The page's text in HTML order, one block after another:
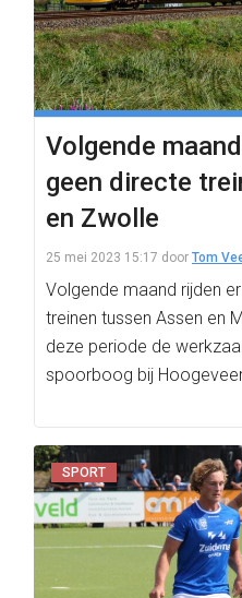
Volgende
geen directe
en Zwolle
25 mei 2023 15:17 door Tom
Volgende maand rijden
treinen tussen Assen en
deze periode de
spoorboog bij
SPORT